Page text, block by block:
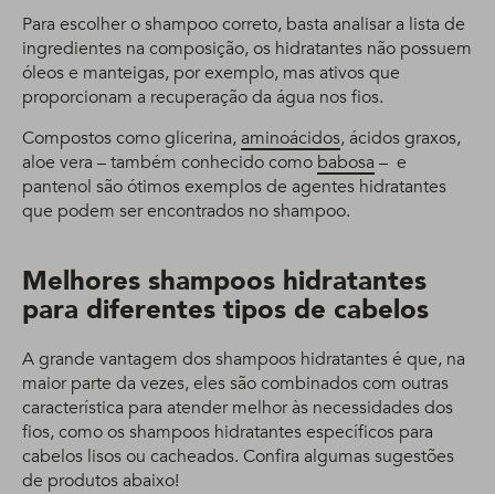
Para escolher o shampoo correto, basta analisar a lista de
ingredientes na composição, os hidratantes não possuem
óleos e manteigas, por exemplo, mas ativos que
proporcionam a recuperação da água nos fios.
Compostos como glicerina,aminoácidos, ácidos graxos,
aloe vera – também conhecido como babosa – e
pantenol são ótimos exemplos de agentes hidratantes
que podem ser encontrados no shampoo.
Melhores shampoos hidratantes
para diferentes tipos de cabelos
A grande vantagem dos shampoos hidratantes é que, na
maior parte da vezes, eles são combinados com outras
característica para atender melhor às necessidades dos
fios, como os shampoos hidratantes específicos para
cabelos lisos ou cacheados. Confira algumas sugestões
de produtos abaixo!